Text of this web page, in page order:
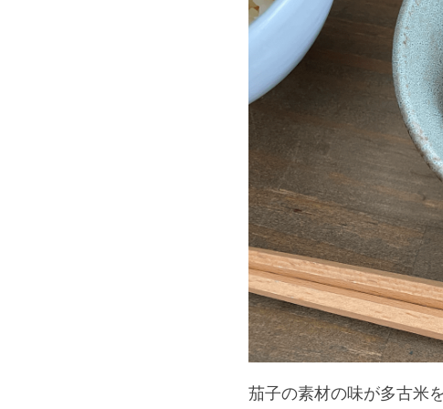
茄子の素材の味が多古米